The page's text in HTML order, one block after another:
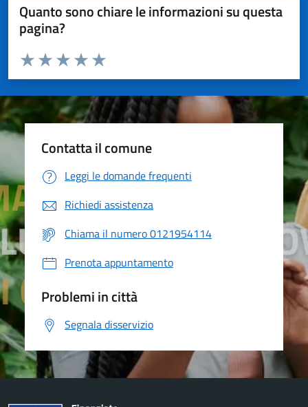
Quanto sono chiare le informazioni su questa
pagina?
Valuta da 1 a 5 stelle la pagina
Valuta 5 stelle su 5
Valuta 4 stelle su 5
Valuta 3 stelle su 5
Valuta 2 stelle su 5
Valuta 1 stelle su 5
Contatta il comune
Leggi le domande frequenti
Richiedi assistenza
Chiama il numero 0121954114
Prenota appuntamento
Problemi in città
Segnala disservizio